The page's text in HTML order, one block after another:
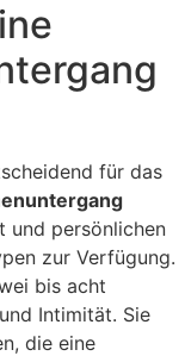
für das
und persönlichen
zur Verfügung.
bis acht
Intimität. Sie
die eine